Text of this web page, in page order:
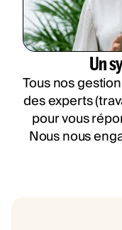
Un
Tous nos
des experts
pour vous
Nous nous